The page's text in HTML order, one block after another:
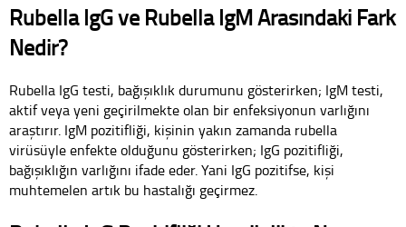
Rubella IgG ve Rubella IgM Arasındaki Fark
Nedir?
Rubella IgG testi, bağışıklık durumunu gösterirken; IgM testi,
aktif veya yeni geçirilmekte olan bir enfeksiyonun varlığını
araştırır. IgM pozitifliği, kişinin yakın zamanda rubella
virüsüyle enfekte olduğunu gösterirken; IgG pozitifliği,
bağışıklığın varlığını ifade eder. Yani IgG pozitifse, kişi
muhtemelen artık bu hastalığı geçirmez.